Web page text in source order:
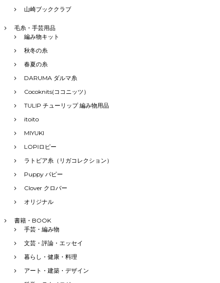
山崎ブッククラブ
毛糸・手芸用品
編み物キット
秋冬の糸
春夏の糸
DARUMA ダルマ糸
Cocoknits(ココニッツ）
TULIP チューリップ 編み物用品
itoito
MIYUKI
LOPIロピー
ラトビア糸（リガコレクション）
Puppy パピー
Clover クロバー
オリジナル
書籍・BOOK
手芸・編み物
文芸・評論・エッセイ
暮らし・健康・料理
アート・建築・デザイン